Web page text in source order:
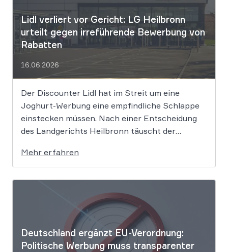
Lidl verliert vor Gericht: LG Heilbronn
urteilt gegen irreführende Bewerbung von
Rabatten
16.06.2026
Der Discounter Lidl hat im Streit um eine
Joghurt-Werbung eine empfindliche Schlappe
einstecken müssen. Nach einer Entscheidung
des Landgerichts Heilbronn täuscht der
Produkte als „Aktion“ mit massiven Rabatten
bewirbt, die Preise in Wahrheit aber nie zuvor
selbst verlangt hat. Das Urteil setzt klare
Mehr erfahren
Deutschland ergänzt EU-Verordnung:
Politische Werbung muss transparenter